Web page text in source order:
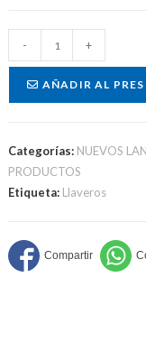
cinta
sublimado
cantidad
- +
AÑADIR AL
Categorías: NUEVOS
PRODUCTOS
Etiqueta: Llaveros